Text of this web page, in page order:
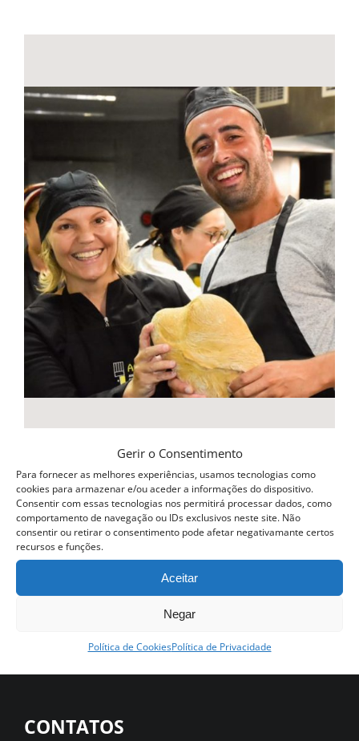
Gerir o Consentimento
Para fornecer as melhores experiências, usamos tecnologias como
cookies para armazenar e/ou aceder a informações do dispositivo.
Consentir com essas tecnologias nos permitirá processar dados, como
comportamento de navegação ou IDs exclusivos neste site. Não
consentir ou retirar o consentimento pode afetar negativamante certos
recursos e funções.
Aceitar
Negar
Política de CookiesPolítica de Privacidade
Curso Profissional Padaria
590.00€
Ver opções
This
has
The
may
CONTATOS